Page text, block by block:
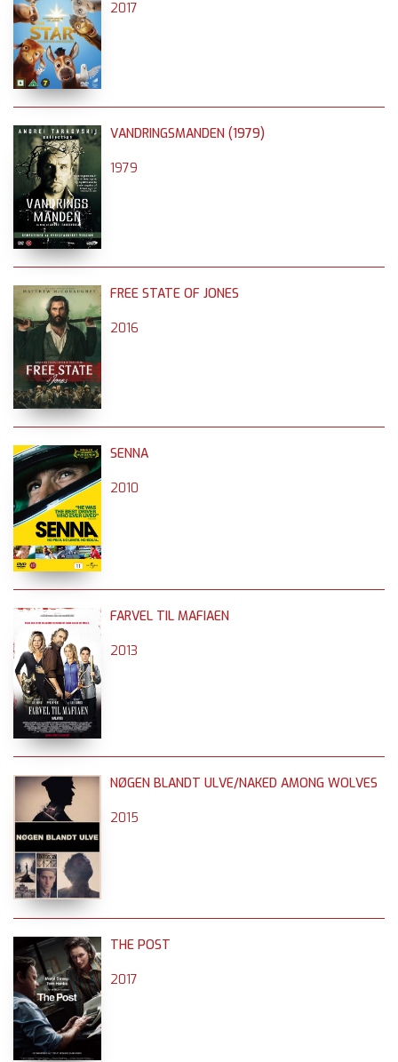
2017
VANDRINGSMANDEN (1979)
1979
FREE STATE OF JONES
2016
SENNA
2010
FARVEL TIL MAFIAEN
2013
NØGEN BLANDT ULVE/NAKED AMONG WOLVES
2015
THE POST
2017